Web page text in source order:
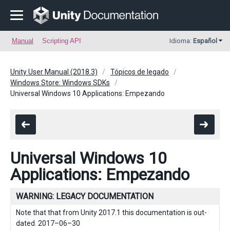
Manual Scripting API Idioma: Español
Unity User Manual (2018.3)
Tópicos de legado
Windows Store: Windows SDKs
Universal Windows 10 Applications: Empezando
Universal Windows 10
Applications: Empezando
WARNING: LEGACY DOCUMENTATION
Note that that from Unity 2017.1 this documentation is out-
dated. 2017–06–30